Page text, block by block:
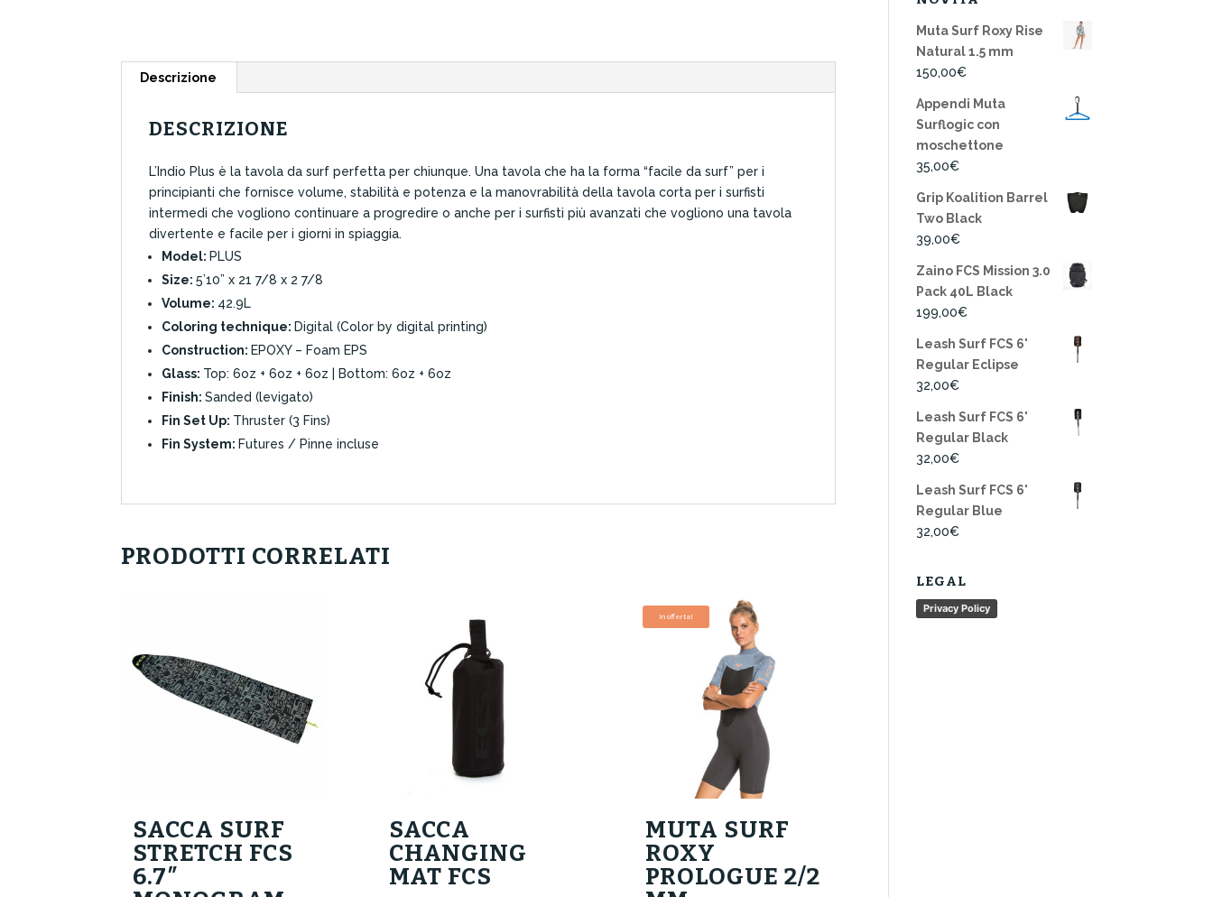
Descrizione
DESCRIZIONE
L’Indio Plus è la tavola da surf perfetta per chiunque. Una tavola che ha la forma “facile da surf” per i
principianti che fornisce volume, stabilità e potenza e la manovrabilità della tavola corta per i surfisti
intermedi che vogliono continuare a progredire o anche per i surfisti più avanzati che vogliono una tavola
divertente e facile per i giorni in spiaggia.
Model: PLUS
Size:5’10” x 21 7/8 x 2 7/8
Volume: 42.9L
Coloring technique: Digital (Color by digital printing)
Construction: EPOXY – Foam EPS
Glass: Top: 6oz + 6oz + 6oz | Bottom: 6oz + 6oz
Finish:Sanded (levigato)
Fin Set Up: Thruster (3 Fins)
Fin System: Futures / Pinne incluse
PRODOTTI CORRELATI
SACCA SURF
STRETCH FCS
6.7″
SACCA
CHANGING
MAT FCS
In offerta!
MUTA SURF
ROXY
PROLOGUE 2/2
Muta Surf Roxy Rise
Natural 1.5 mm
150,00€
Appendi Muta
Surflogic con
moschettone
35,00€
Grip Koalition Barrel
Two Black
39,00€
Zaino FCS Mission 3.0
Pack 40L Black
199,00€
Leash Surf FCS 6'
Regular Eclipse
32,00€
Leash Surf FCS 6'
Regular Black
32,00€
Leash Surf FCS 6'
Regular Blue
32,00€
LEGAL
Privacy Policy